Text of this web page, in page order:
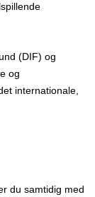
(DIF) og
og
internationale,
du samtidig med